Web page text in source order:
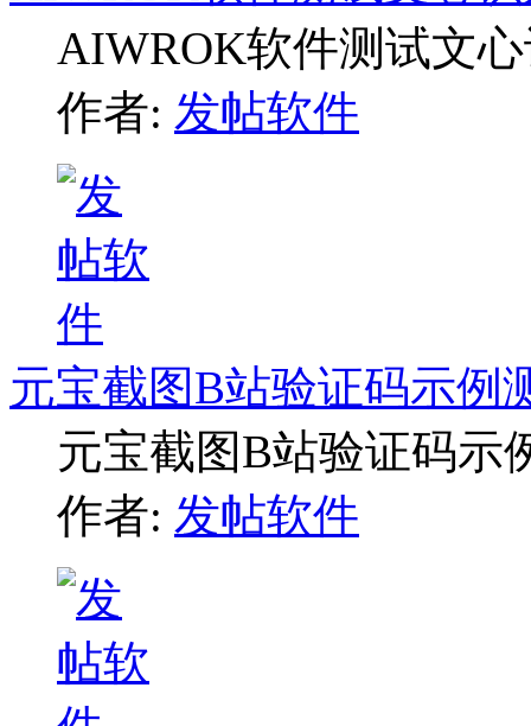
AIWROK软件测试文
作者: 发帖软件
元宝截图B站验证码示例
元宝截图B站验证码示
作者: 发帖软件